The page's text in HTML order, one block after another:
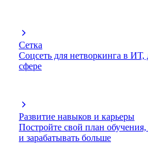
Сетка
Соцсеть для нетворкинга в
сфере
Развитие навыков и карьеры
Постройте свой план
и зарабатывать больше